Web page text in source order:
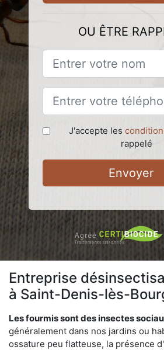
OU ÊTRE
J'accepte les
rappelé
Envoyer
Entreprise
à Saint-Denis-lès-
Les fourmis sont des insectes
généralement dans nos jardins ou
ossature peu flatteuse, la présence